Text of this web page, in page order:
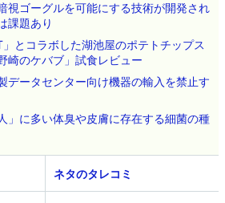
視ゴーグルを可能にする技術が開発され
課題あり
とコラボした湖池屋のポテトチップス
崎のケバブ」試食レビュー
データセンター向け機器の輸入を禁止す
」に多い体臭や皮膚に存在する細菌の種
ネタのタレコミ